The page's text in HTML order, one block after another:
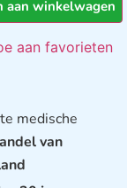
aan winkelwagen
aan favorieten
medische
van